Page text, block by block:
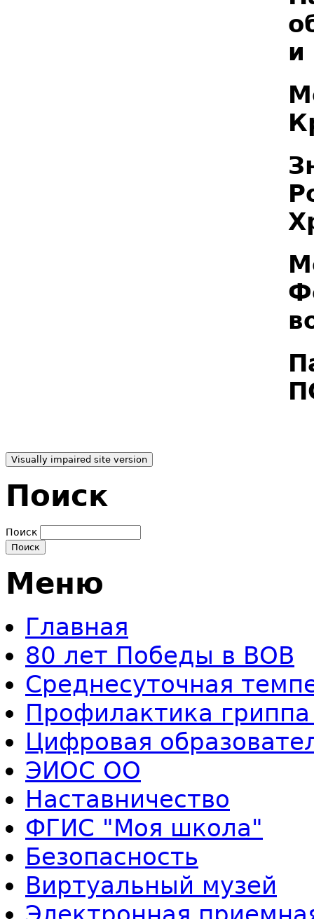
и
Поиск
Поиск
Меню
Главная
80 лет Победы в ВОВ
Среднесуточная
Профилактика
Цифровая
ЭИОС ОО
Наставничество
ФГИС "Моя школа"
Безопасность
Виртуальный музей